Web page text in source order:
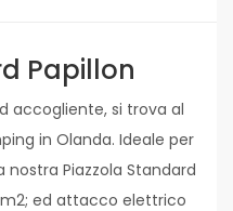
Papillon
accogliente, si trova al
in Olanda. Ideale per
nostra Piazzola Standard
ed attacco elettrico